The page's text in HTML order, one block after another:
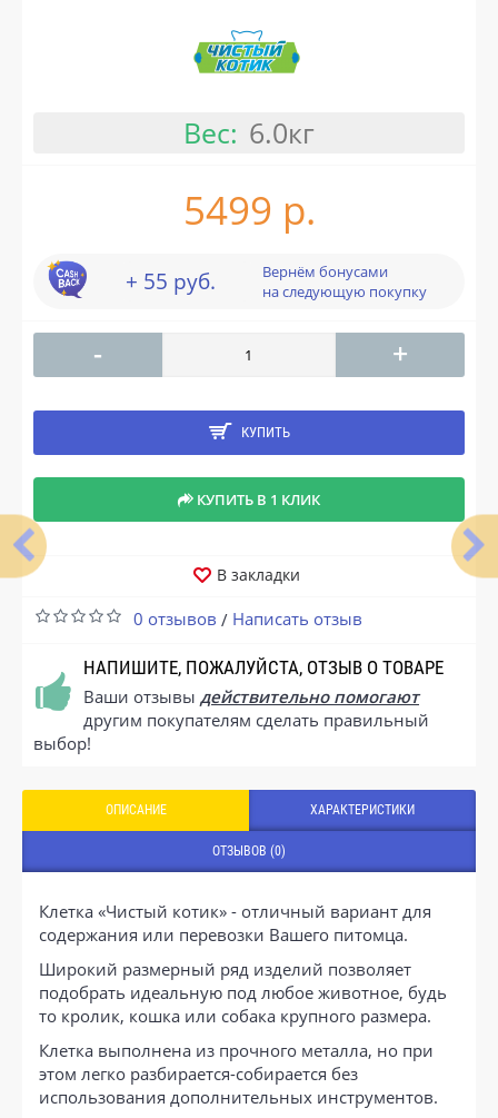
Вес: 6.0кг
5499 р.
+ 55 руб.
Вернём бонусами
на следующую покупку
- +
КУПИТЬ
КУПИТЬ В 1 КЛИК
В закладки
0 отзывов / Написать отзыв
НАПИШИТЕ, ПОЖАЛУЙСТА, ОТЗЫВ О ТОВАРЕ
Ваши отзывы действительно помогают
другим покупателям сделать правильный
выбор!
ОПИСАНИЕ ХАРАКТЕРИСТИКИ
ОТЗЫВОВ (0)
Клетка «Чистый котик» - отличный вариант для
содержания или перевозки Вашего питомца.
Широкий размерный ряд изделий позволяет
подобрать идеальную под любое животное, будь
то кролик, кошка или собака крупного размера.
Клетка выполнена из прочного металла, но при
этом легко разбирается-собирается без
использования дополнительных инструментов.